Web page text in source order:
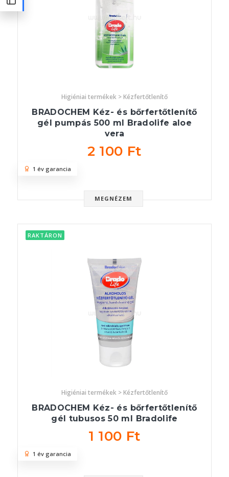
Higiéniai termékek > Kézfertőtlenítő
BRADOCHEM Kéz- és bőrfertőtlenítő
gél pumpás 500 ml Bradolife aloe
vera
2 100 Ft
MEGNÉZEM
1 év garancia
RAKTÁRON
Higiéniai termékek > Kézfertőtlenítő
BRADOCHEM Kéz- és bőrfertőtlenítő
gél tubusos 50 ml Bradolife
1 100 Ft
1 év garancia